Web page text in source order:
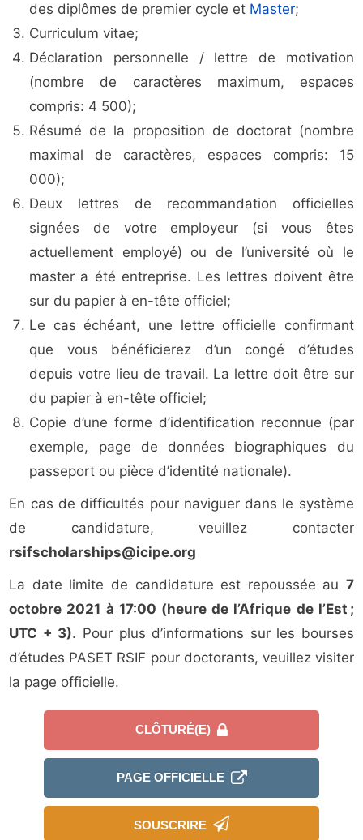
des diplômes de premier cycle et Master;
Curriculum vitae;
Déclaration personnelle / lettre de motivation
(nombre de caractères maximum, espaces
compris: 4 500);
Résumé de la proposition de doctorat (nombre
maximal de caractères, espaces compris: 15
000);
Deux lettres de recommandation officielles
signées de votre employeur (si vous êtes
actuellement employé) ou de l’université où le
master a été entreprise. Les lettres doivent être
sur du papier à en-tête officiel;
Le cas échéant, une lettre officielle confirmant
que vous bénéficierez d’un congé d’études
depuis votre lieu de travail. La lettre doit être sur
du papier à en-tête officiel;
Copie d’une forme d’identification reconnue (par
exemple, page de données biographiques du
passeport ou pièce d’identité nationale).
En cas de difficultés pour naviguer dans le système
de candidature, veuillez contacter
rsifscholarships@icipe.org
La date limite de candidature est repoussée au 7
octobre 2021 à 17:00 (heure de l’Afrique de l’Est ;
UTC + 3). Pour plus d’informations sur les bourses
d’études PASET RSIF pour doctorants, veuillez visiter
la page officielle.
CLÔTURÉ(E)
PAGE OFFICIELLE
SOUSCRIRE